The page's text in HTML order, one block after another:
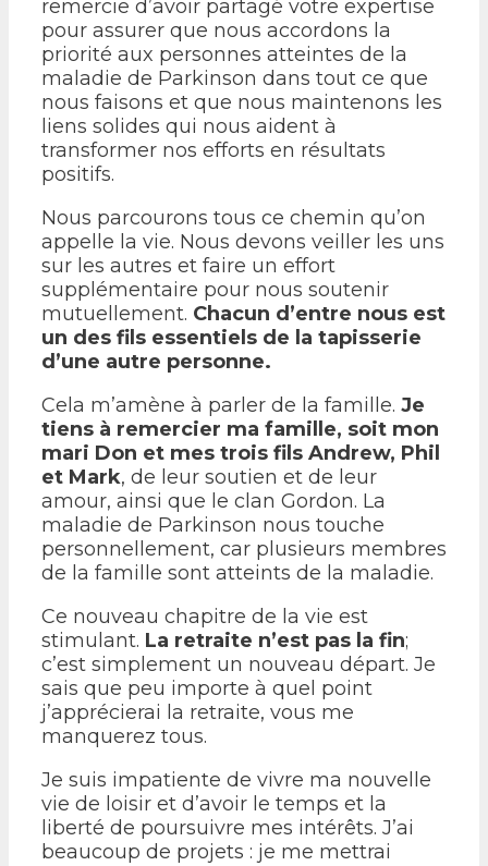
remercie d’avoir partagé votre expertise
pour assurer que nous accordons la
priorité aux personnes atteintes de la
maladie de Parkinson dans tout ce que
nous faisons et que nous maintenons les
liens solides qui nous aident à
transformer nos efforts en résultats
positifs.
Nous parcourons tous ce chemin qu’on
appelle la vie. Nous devons veiller les uns
sur les autres et faire un effort
supplémentaire pour nous soutenir
mutuellement. Chacun d’entre nous est
un des fils essentiels de la tapisserie
d’une autre personne.
Cela m’amène à parler de la famille. Je
tiens à remercier ma famille, soit mon
mari Don et mes trois fils Andrew, Phil
et Mark, de leur soutien et de leur
amour, ainsi que le clan Gordon. La
maladie de Parkinson nous touche
personnellement, car plusieurs membres
de la famille sont atteints de la maladie.
Ce nouveau chapitre de la vie est
stimulant. La retraite n’est pas la fin;
c’est simplement un nouveau départ. Je
sais que peu importe à quel point
j’apprécierai la retraite, vous me
manquerez tous.
Je suis impatiente de vivre ma nouvelle
vie de loisir et d’avoir le temps et la
liberté de poursuivre mes intérêts. J’ai
beaucoup de projets : je me mettrai